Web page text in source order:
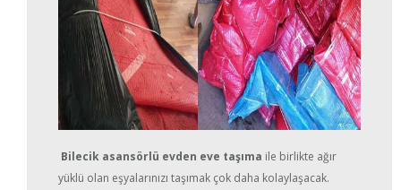
Bilecik asansörlü evden eve taşıma ile birlikte ağır
yüklü olan eşyalarınızı taşımak çok daha kolaylaşacak.